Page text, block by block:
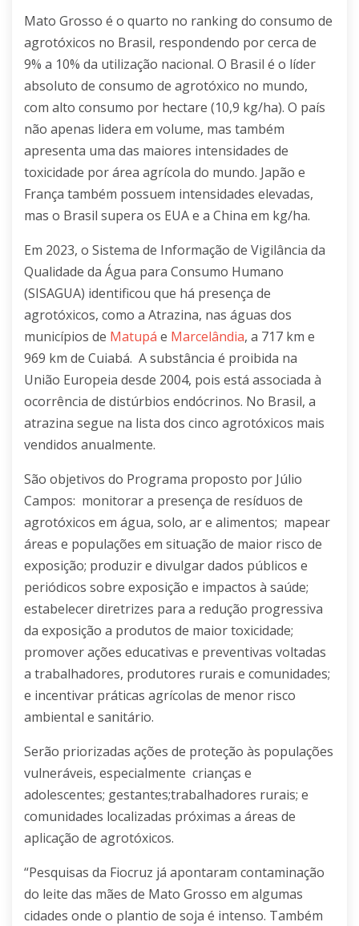
Mato Grosso é o quarto no ranking do consumo de
agrotóxicos no Brasil, respondendo por cerca de
9% a 10% da utilização nacional. O Brasil é o líder
absoluto de consumo de agrotóxico no mundo,
com alto consumo por hectare (10,9 kg/ha). O país
não apenas lidera em volume, mas também
apresenta uma das maiores intensidades de
toxicidade por área agrícola do mundo. Japão e
França também possuem intensidades elevadas,
mas o Brasil supera os EUA e a China em kg/ha.
Em 2023, o Sistema de Informação de Vigilância da
Qualidade da Água para Consumo Humano
(SISAGUA) identificou que há presença de
agrotóxicos, como a Atrazina, nas águas dos
municípios de Matupá e Marcelândia, a 717 km e
969 km de Cuiabá. A substância é proibida na
União Europeia desde 2004, pois está associada à
ocorrência de distúrbios endócrinos. No Brasil, a
atrazina segue na lista dos cinco agrotóxicos mais
vendidos anualmente.
São objetivos do Programa proposto por Júlio
Campos: monitorar a presença de resíduos de
agrotóxicos em água, solo, ar e alimentos; mapear
áreas e populações em situação de maior risco de
exposição; produzir e divulgar dados públicos e
periódicos sobre exposição e impactos à saúde;
estabelecer diretrizes para a redução progressiva
da exposição a produtos de maior toxicidade;
promover ações educativas e preventivas voltadas
a trabalhadores, produtores rurais e comunidades;
e incentivar práticas agrícolas de menor risco
ambiental e sanitário.
Serão priorizadas ações de proteção às populações
vulneráveis, especialmente crianças e
adolescentes; gestantes;trabalhadores rurais; e
comunidades localizadas próximas a áreas de
aplicação de agrotóxicos.
“Pesquisas da Fiocruz já apontaram contaminação
do leite das mães de Mato Grosso em algumas
cidades onde o plantio de soja é intenso. Também